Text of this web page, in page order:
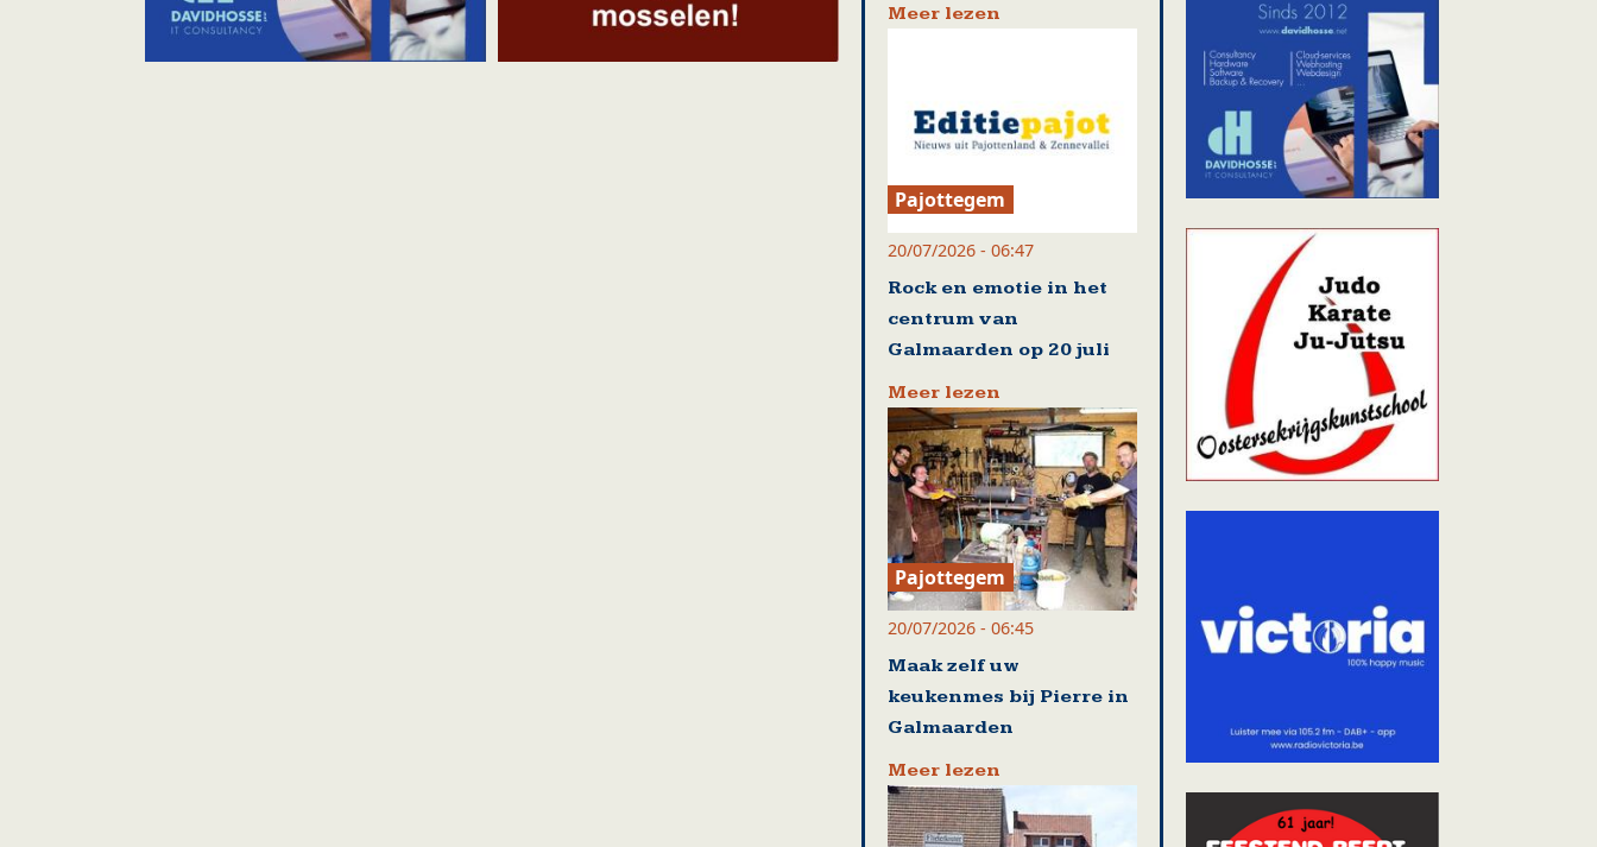
Meer lezen
Pajottegem
20/07/2026 - 06:47
Rock en emotie in het
centrum van
Galmaarden op 20 juli
Meer lezen
Pajottegem
20/07/2026 - 06:45
Maak zelf uw
keukenmes bij Pierre in
Galmaarden
Meer lezen